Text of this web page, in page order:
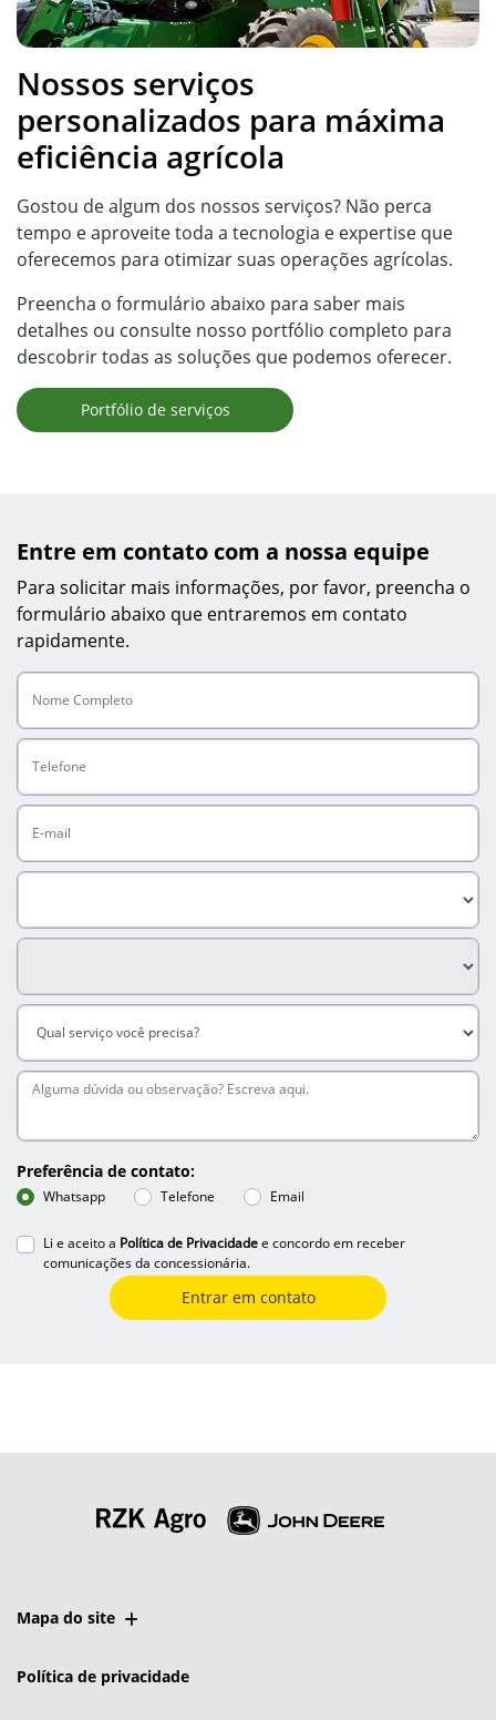
Nossos serviços
personalizados para máxima
eficiência agrícola
Gostou de algum dos nossos serviços? Não perca
tempo e aproveite toda a tecnologia e expertise que
oferecemos para otimizar suas operações agrícolas.
Preencha o formulário abaixo para saber mais
detalhes ou consulte nosso portfólio completo para
descobrir todas as soluções que podemos oferecer.
Portfólio de serviços
Entre em contato com a nossa equipe
Para solicitar mais informações, por favor, preencha o
formulário abaixo que entraremos em contato
rapidamente.
Preferência de contato:
Whatsapp Telefone Email
Li e aceito a Política de Privacidadee concordo em receber
comunicações da concessionária.
Entrar em contato
Mapa do site
Política de privacidade